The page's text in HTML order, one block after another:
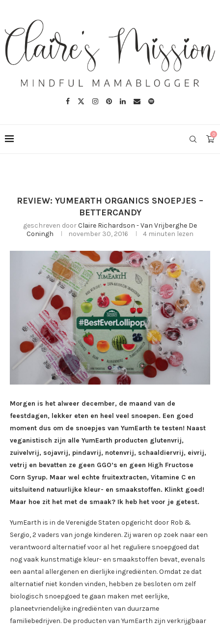
0
REVIEW: YUMEARTH ORGANICS SNOEPJES –
BETTERCANDY
geschreven doorClaire Richardson - Van Vrijberghe De
Coningh
november 30, 2016 4 minuten lezen
Morgen is het alweer december, de maand van de
feestdagen, lekker eten en heel veel snoepen. Een goed
moment dus om de snoepjes van YumEarth te testen! Naast
veganistisch zijn alle YumEarth producten glutenvrij,
zuivelvrij, sojavrij, pindavrij, notenvrij, schaaldiervrij, eivrij,
vetrij en bevatten ze geen GGO’s en geen High Fructose
Corn Syrup. Maar wel echte fruitextracten, Vitamine C en
uitsluitend natuurlijke kleur- en smaakstoffen. Klinkt goed!
Maar hoe zit het met de smaak? Ik heb het voor je getest.
YumEarth is in de Verenigde Staten opgericht door Rob &
Sergio, 2 vaders van jonge kinderen. Zij waren op zoek naar een
verantwoord alternatief voor al het reguliere snoepgoed dat
nog vaak kunstmatige kleur- en smaakstoffen bevat, evenals
een aantal allergenen en dierlijke ingrediënten. Omdat ze dat
alternatief niet konden vinden, hebben ze besloten om zelf
biologisch snoepgoed te gaan maken met eerlijke,
planeetvriendelijke ingrediënten van duurzame
familiebedrijven. De producten van YumEarth zijn verkrijgbaar